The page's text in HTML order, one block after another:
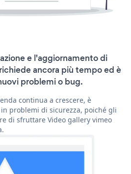
e l'aggiornamento di
ancora più tempo ed è
problemi o bug.
continua a crescere, è
problemi di sicurezza, poiché gli
di sfruttare Video gallery vimeo